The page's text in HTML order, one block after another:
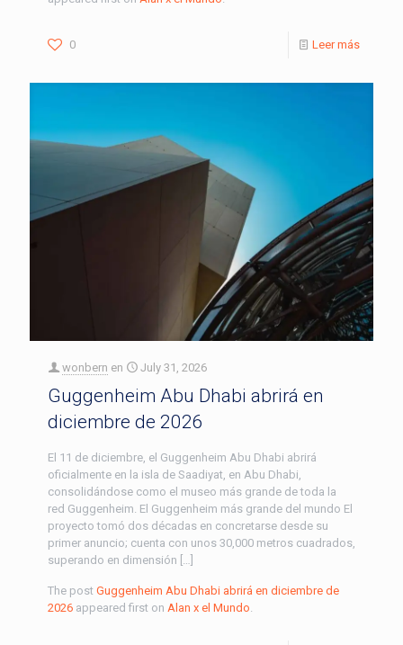
0 Leer más
wonbern en July 31, 2026
Guggenheim Abu Dhabi abrirá en
diciembre de 2026
El 11 de diciembre, el Guggenheim Abu Dhabi abrirá
oficialmente en la isla de Saadiyat, en Abu Dhabi,
consolidándose como el museo más grande de toda la
red Guggenheim. El Guggenheim más grande del mundo El
proyecto tomó dos décadas en concretarse desde su
primer anuncio; cuenta con unos 30,000 metros cuadrados,
superando en dimensión […]
The post Guggenheim Abu Dhabi abrirá en diciembre de
2026 appeared first on Alan x el Mundo